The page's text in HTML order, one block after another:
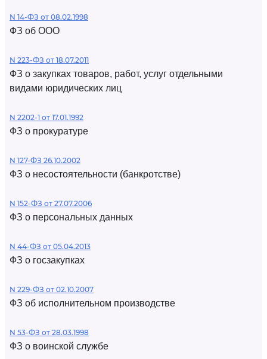
N 14-ФЗ от 08.02.1998
ФЗ об ООО
N 223-ФЗ от 18.07.2011
ФЗ о закупках товаров, работ, услуг отдельными
видами юридических лиц
N 2202-1 от 17.01.1992
ФЗ о прокуратуре
N 127-ФЗ 26.10.2002
ФЗ о несостоятельности (банкротстве)
N 152-ФЗ от 27.07.2006
ФЗ о персональных данных
N 44-ФЗ от 05.04.2013
ФЗ о госзакупках
N 229-ФЗ от 02.10.2007
ФЗ об исполнительном производстве
N 53-ФЗ от 28.03.1998
ФЗ о воинской службе